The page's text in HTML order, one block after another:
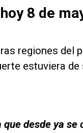
8 de
regiones del
estuviera de
desde ya